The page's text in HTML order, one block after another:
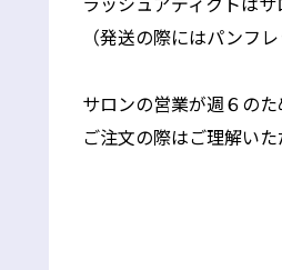
（発送の際にはパンフ
サロンの営業が週６の
ご注文の際はご理解い